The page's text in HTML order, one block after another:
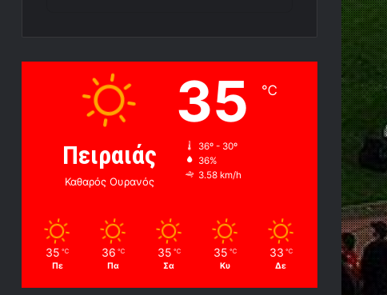
Πειραιάς
Καθαρός Ουρανός
35 ℃
36º - 30º
36%
3.58 km/h
35 ℃
Πε
36 ℃
Πα
35 ℃
Σα
35 ℃
Κυ
33 ℃
Δε